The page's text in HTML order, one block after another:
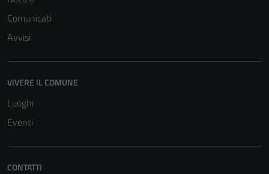
Comunicati
Avvisi
VIVERE IL COMUNE
Luoghi
Eventi
CONTATTI